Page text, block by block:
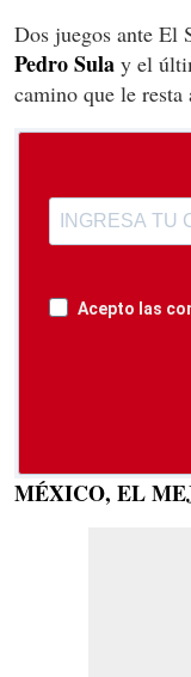
Dos juegos ante El
Pedro Sula y el
camino que le
Acepto las
MÉXICO, EL